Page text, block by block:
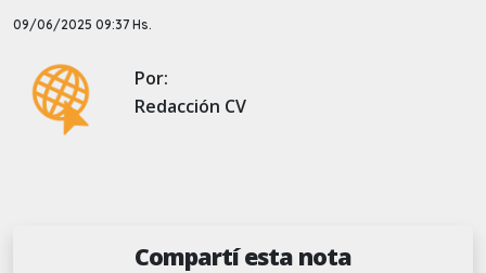
09/06/2025 09:37 Hs.
Por:
Redacción CV
Compartí esta nota